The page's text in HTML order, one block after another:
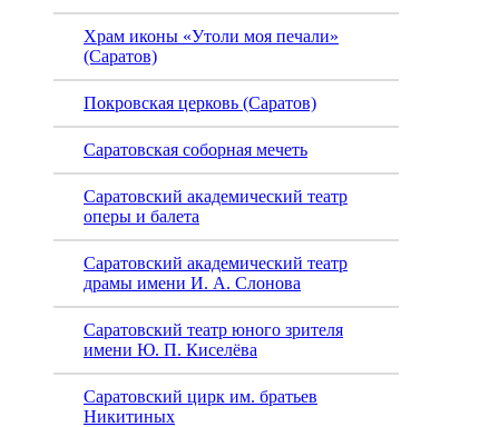
Храм иконы «Утоли моя печали»
(Саратов)
Покровская церковь (Саратов)
Саратовская соборная мечеть
Саратовский академический театр
оперы и балета
Саратовский академический театр
драмы имени И. А. Слонова
Саратовский театр юного зрителя
имени Ю. П. Киселёва
Саратовский цирк им. братьев
Никитиных